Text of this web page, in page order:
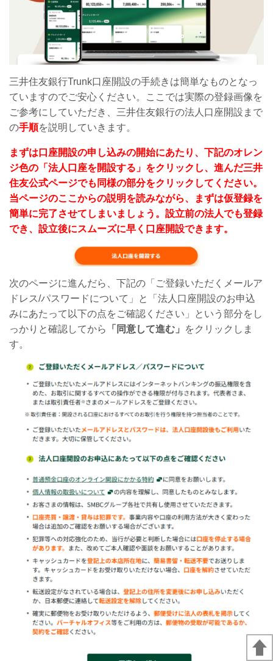
三井住友銀行Trunk口座開設の手続きは簡単なものとなっ
ていますのでご安心ください。ここでは実際の登録画像を
ご参考にしていただき、三井住友銀行の法人口座開設まで
の手順を説明していきます。
まずは口座開設の申し込みの開始にあたり、下記のオレン
ジ色の「法人口座を開設する」をクリックし、進んだ三井
住友公式ページでも同様の部分をクリックしてください。
当ページのここからの説明を読みながら、まずは仮登録を
簡単に完了させてしまいましょう。設立前の法人でも登録
でき、設立後にスムーズに早く口座開設できます。
次のページに進んだら、下記の「ご登録いただくメールア
ドレス/パスワードについて」と「法人口座開設のお申込
みにあたって以下の点をご確認ください」という部分をし
っかりと確認してから
「同意して進む」
をクリックしま
す。